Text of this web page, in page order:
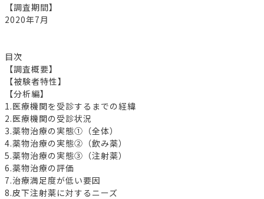
【調査期間】
2020年7月
目次
【調査概要】
【被験者特性】
【分析編】
1.医療機関を受診するまでの経緯
2.医療機関の受診状況
3.薬物治療の実態①（全体）
4.薬物治療の実態②（飲み薬）
5.薬物治療の実態③（注射薬）
6.薬物治療の評価
7.治療満足度が低い要因
8.皮下注射薬に対するニーズ